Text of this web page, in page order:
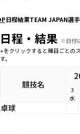
日程結果TEAM JAPAN選
日程・結果 ※日付
+をクリックすると種目ごと
す。
競技名 3
水
卓球